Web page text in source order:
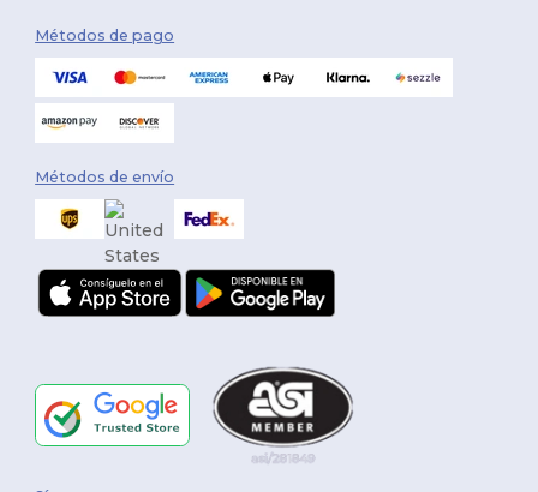
Métodos de pago
Métodos de envío